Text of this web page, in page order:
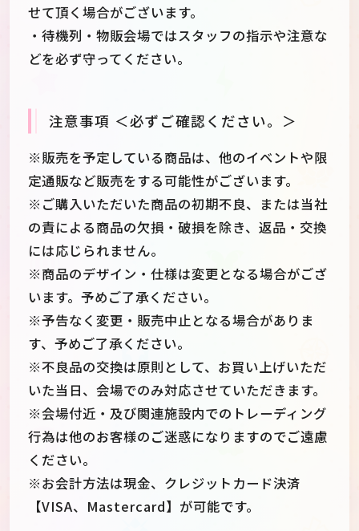
せて頂く場合がございます。
・待機列・物販会場ではスタッフの指示や注意な
どを必ず守ってください。
注意事項 ＜必ずご確認ください。＞
※販売を予定している商品は、他のイベントや限
定通販など販売をする可能性がございます。
※ご購入いただいた商品の初期不良、または当社
の責による商品の欠損・破損を除き、返品・交換
には応じられません。
※商品のデザイン・仕様は変更となる場合がござ
います。予めご了承ください。
※予告なく変更・販売中止となる場合がありま
す、予めご了承ください。
※不良品の交換は原則として、お買い上げいただ
いた当日、会場でのみ対応させていただきます。
※会場付近・及び関連施設内でのトレーディング
行為は他のお客様のご迷惑になりますのでご遠慮
ください。
※お会計方法は現金、クレジットカード決済
【VISA、Mastercard】が可能です。